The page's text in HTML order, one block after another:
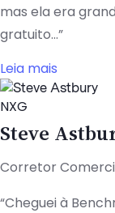
mas ela era
gratuito...”
Leia mais
NXG
Steve
Corretor
“Cheguei à